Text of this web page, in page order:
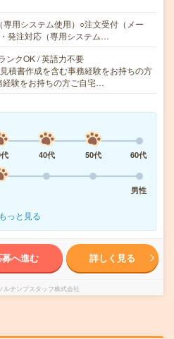
専用システム使用）○注文受付（メー
発注対応（専用システム…
ンクOK / 英語力不要
積書作成を含む事務経験をお持ちの方
験をお持ちの方ご自宅…
40代 50代
60代
男性
もっと見る
募へ進む 詳しく見る
ルテンプスタッフ株式会社